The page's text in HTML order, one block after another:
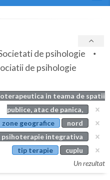
de psihologie
de psihologie
in teama de spatii
publice, atac de panica,
zone geografice
nord
psihoterapie integrativa
tip terapie
cuplu
Un rezultat